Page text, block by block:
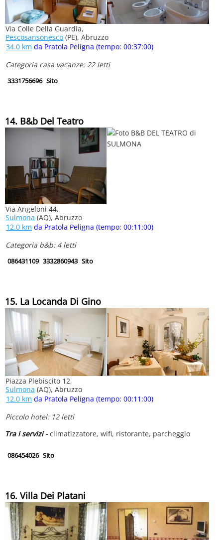
Via Colle Della Guardia,
Pescosansonesco (PE), Abruzzo
34.0 km da Pratola Peligna (tempo: 00:37:00)
Categoria casa vacanze: 22 letti
3331756696 Sito
14. B&b Del Teatro
Via Angeloni 44,
Sulmona (AQ), Abruzzo
12.0 km da Pratola Peligna (tempo: 00:11:00)
Categoria b&b: 4 letti
086431109 3332860943 Sito
15. La Locanda Di Gino
Piazza Plebiscito 12,
Sulmona (AQ), Abruzzo
12.0 km da Pratola Peligna (tempo: 00:11:00)
Piccolo hotel: 12 letti
Tra i servizi -climatizzatore, wifi, ristorante, parcheggio
086454026 Sito
16. Villa Dei Platani